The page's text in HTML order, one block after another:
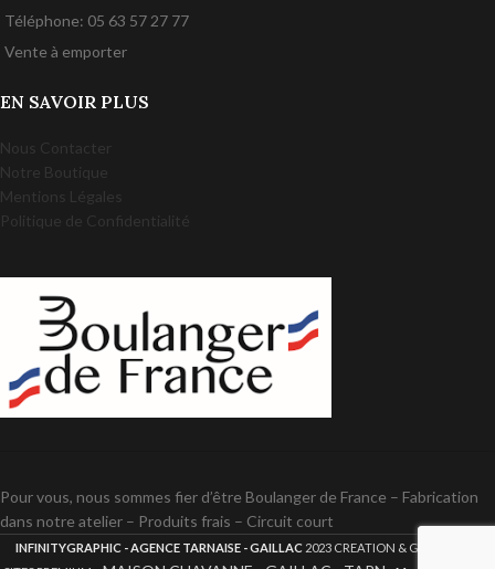
Téléphone: 05 63 57 27 77
Vente à emporter
EN SAVOIR PLUS
Nous Contacter
Notre Boutique
Mentions Légales
Politique de Confidentialité
Pour vous, nous sommes fier d’être Boulanger de France – Fabrication
dans notre atelier – Produits frais – Circuit court
INFINITYGRAPHIC - AGENCE TARNAISE - GAILLAC 2023 CREATION & GESTION DE